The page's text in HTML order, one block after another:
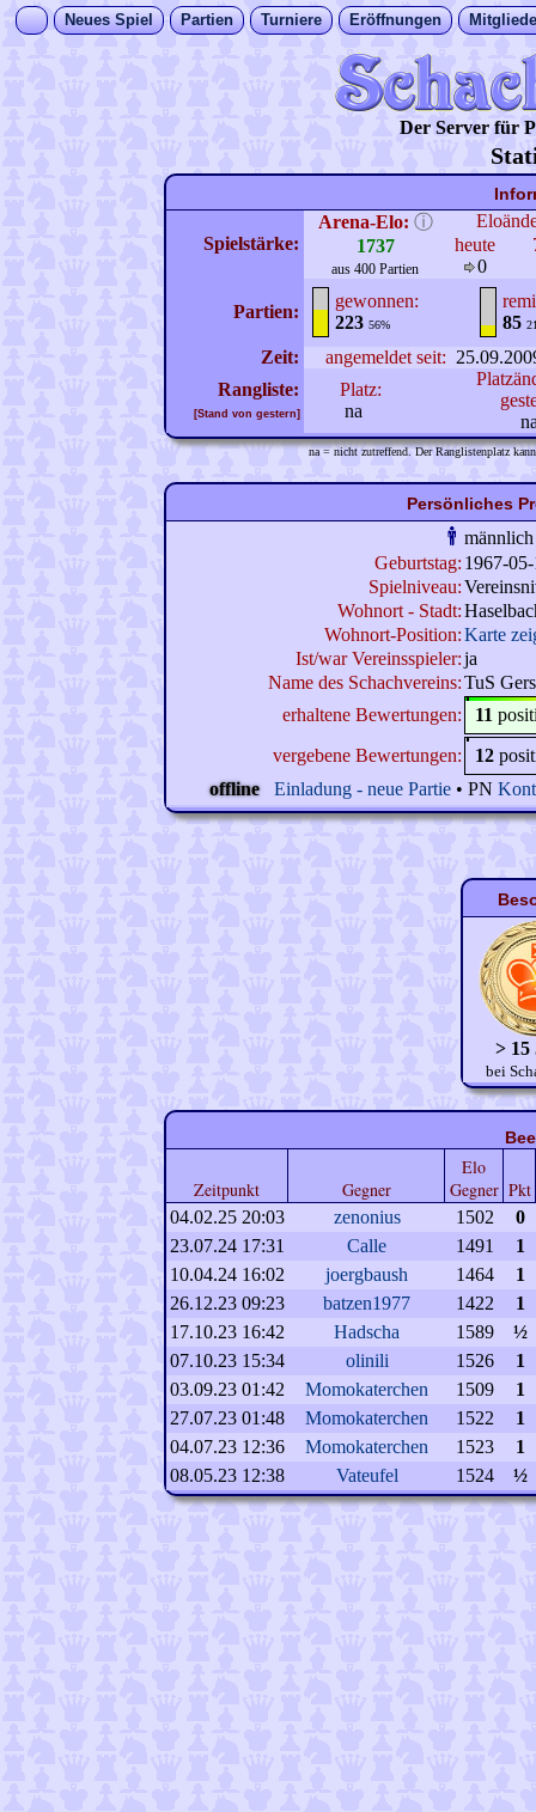
Neues Spiel Partien Turniere Eröffnungen
Der Server für
Spielstärke:
Arena-Elo: ⓘ
1737
aus 400 Partien
heute
0
Partien:
gewonnen:
223 56%
85
Zeit: angemeldet seit:
Rangliste:
[Stand von gestern]
Platz:
na
na = nicht zutreffend. Der Ranglistenplatz
Persönliches
männlich
Geburtstag: 1967-
Spielniveau:
Wohnort - Stadt:
Wohnort-Position:Karte
Ist/war Vereinsspieler:ja
Name des Schachvereins:TuS
erhaltene Bewertungen:
11
vergebene Bewertungen:
12
offline
Einladung - neue Partie • PN
> 15
bei
Zeitpunkt Gegner
Elo
Gegner Pkt
04.02.25 20:03 zenonius 1502
0
23.07.24 17:31
Calle 1491
1
10.04.24 16:02
joergbaush 1464
1
26.12.23 09:23
batzen1977 1422
1
17.10.23 16:42
Hadscha 1589
½
07.10.23 15:34
olinili 1526
1
03.09.23 01:42
Momokaterchen 1509
1
27.07.23 01:48
Momokaterchen 1522
1
04.07.23 12:36
Momokaterchen 1523
1
08.05.23 12:38
Vateufel 1524 ½